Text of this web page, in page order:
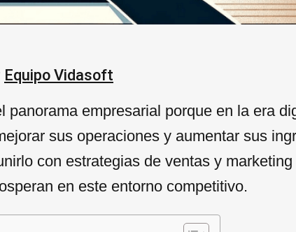
Equipo Vidasoft
empresarial porque en la era
sus operaciones y aumentar sus
con estrategias de ventas y
en este entorno competitivo.